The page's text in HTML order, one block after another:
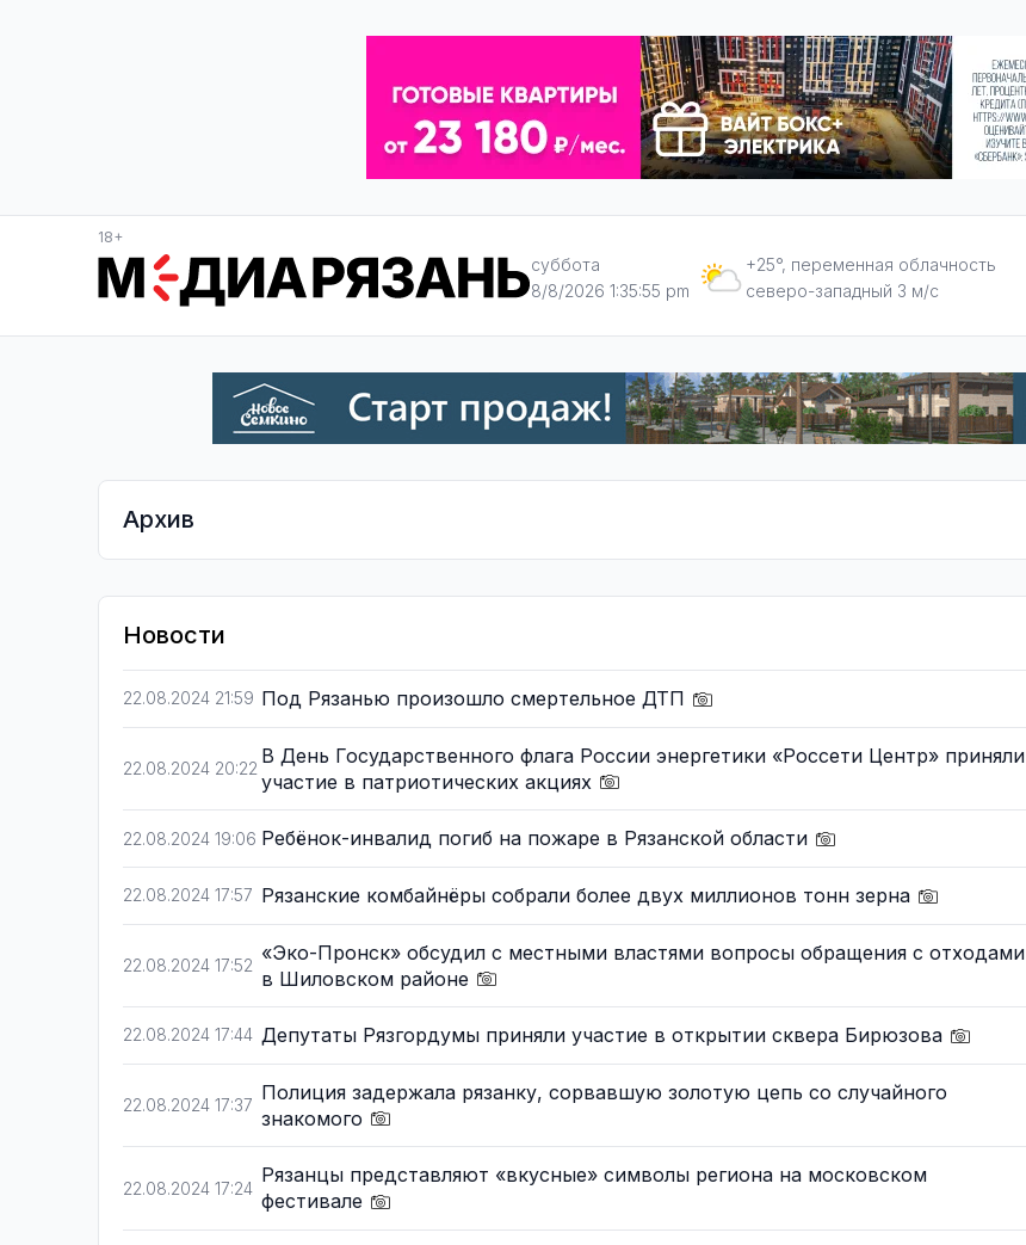
18+
суббота
8/8/2026 1:35:56 pm
+25°, переменная облачность
северо-западный 3 м/с
Архив
Новости
22.08.2024 21:59 Под Рязанью произошло смертельное ДТП
22.08.2024 20:22
В День Государственного флага России энергетики «Россети Центр» приняли
участие в патриотических акциях
22.08.2024 19:06 Ребёнок-инвалид погиб на пожаре в Рязанской области
22.08.2024 17:57 Рязанские комбайнёры собрали более двух миллионов тонн зерна
22.08.2024 17:52
«Эко-Пронск» обсудил с местными властями вопросы обращения с отходами
в Шиловском районе
22.08.2024 17:44 Депутаты Рязгордумы приняли участие в открытии сквера Бирюзова
22.08.2024 17:37
Полиция задержала рязанку, сорвавшую золотую цепь со случайного
знакомого
22.08.2024 17:24
Рязанцы представляют «вкусные» символы региона на московском
фестивале